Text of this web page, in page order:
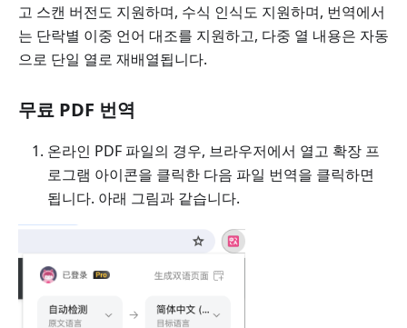
고 스캔 버전도 지원하며, 수식 인식도 지원하며, 번역에서
는 단락별 이중 언어 대조를 지원하고, 다중 열 내용은 자동
으로 단일 열로 재배열됩니다.
무료 PDF 번역
온라인 PDF 파일의 경우, 브라우저에서 열고 확장 프
로그램 아이콘을 클릭한 다음 파일 번역을 클릭하면
됩니다. 아래 그림과 같습니다.